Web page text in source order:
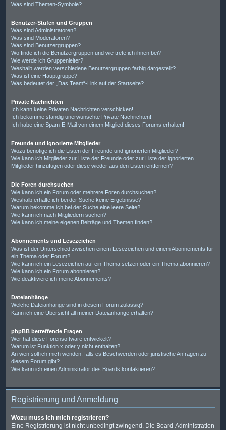
Was sind Themen-Symbole?
Benutzer-Stufen und Gruppen
Was sind Administratoren?
Was sind Moderatoren?
Was sind Benutzergruppen?
Wo finde ich die Benutzergruppen und wie trete ich ihnen bei?
Wie werde ich Gruppenleiter?
Weshalb werden verschiedene Benutzergruppen farbig dargestellt?
Was ist eine Hauptgruppe?
Was bedeutet der „Das Team“-Link auf der Startseite?
Private Nachrichten
Ich kann keine Privaten Nachrichten verschicken!
Ich bekomme ständig unerwünschte Private Nachrichten!
Ich habe eine Spam-E-Mail von einem Mitglied dieses Forums erhalten!
Freunde und ignorierte Mitglieder
Wozu benötige ich die Listen der Freunde und ignorierten Mitglieder?
Wie kann ich Mitglieder zur Liste der Freunde oder zur Liste der ignorierten
Mitglieder hinzufügen oder diese wieder aus den Listen entfernen?
Die Foren durchsuchen
Wie kann ich ein Forum oder mehrere Foren durchsuchen?
Weshalb erhalte ich bei der Suche keine Ergebnisse?
Warum bekomme ich bei der Suche eine leere Seite?
Wie kann ich nach Mitgliedern suchen?
Wie kann ich meine eigenen Beiträge und Themen finden?
Abonnements und Lesezeichen
Was ist der Unterschied zwischen einem Lesezeichen und einem Abonnements für
ein Thema oder Forum?
Wie kann ich ein Lesezeichen auf ein Thema setzen oder ein Thema abonnieren?
Wie kann ich ein Forum abonnieren?
Wie deaktiviere ich meine Abonnements?
Dateianhänge
Welche Dateianhänge sind in diesem Forum zulässig?
Kann ich eine Übersicht all meiner Dateianhänge erhalten?
phpBB betreffende Fragen
Wer hat diese Forensoftware entwickelt?
Warum ist Funktion x oder y nicht enthalten?
An wen soll ich mich wenden, falls es Beschwerden oder juristische Anfragen zu
diesem Forum gibt?
Wie kann ich einen Administrator des Boards kontaktieren?
Registrierung und Anmeldung
Wozu muss ich mich registrieren?
Eine Registrierung ist nicht unbedingt zwingend. Die Board-Administration